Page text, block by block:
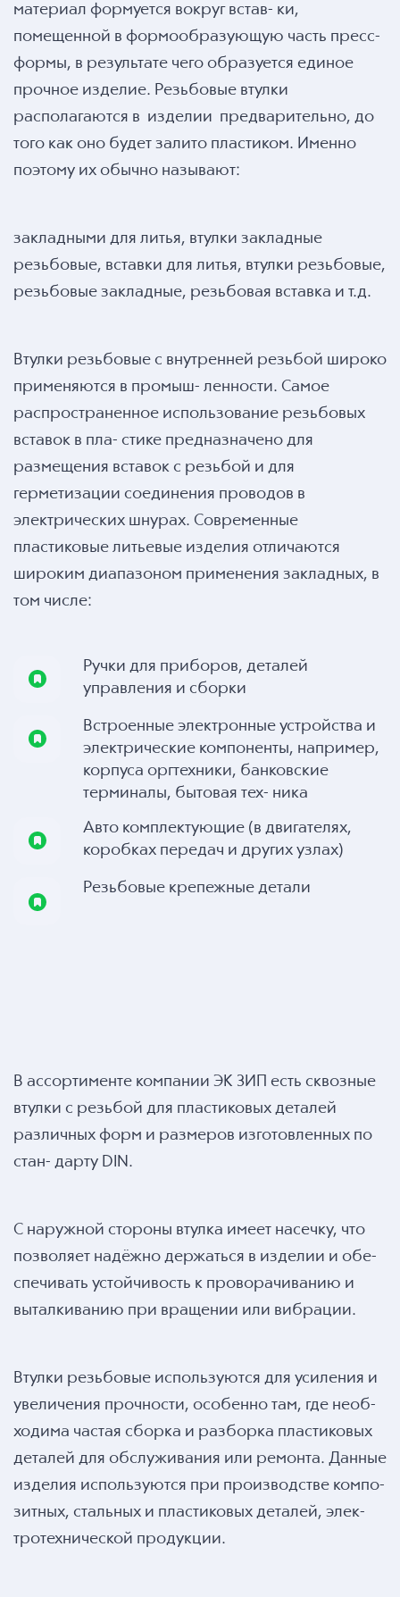
материал формуется вокруг встав- ки,
помещенной в формообразующую часть пресс-
формы, в результате чего образуется единое
прочное изделие. Резьбовые втулки
располагаются в изделии предварительно, до
того как оно будет залито пластиком. Именно
поэтому их обычно называют:
закладными для литья, втулки закладные
резьбовые, вставки для литья, втулки резьбовые,
резьбовые закладные, резьбовая вставка и т.д.
Втулки резьбовые с внутренней резьбой широко
применяются в промыш- ленности. Самое
распространенное использование резьбовых
вставок в пла- стике предназначено для
размещения вставок с резьбой и для
герметизации соединения проводов в
электрических шнурах. Современные
пластиковые литьевые изделия отличаются
широким диапазоном применения закладных, в
том числе:
Ручки для приборов, деталей
управления и сборки
Встроенные электронные устройства и
электрические компоненты, например,
корпуса оргтехники, банковские
терминалы, бытовая тех- ника
Авто комплектующие (в двигателях,
коробках передач и других узлах)
Резьбовые крепежные детали
В ассортименте компании ЭК ЗИП есть сквозные
втулки с резьбой для пластиковых деталей
различных форм и размеров изготовленных по
стан- дарту DIN.
С наружной стороны втулка имеет насечку, что
позволяет надёжно держаться в изделии и обе-
спечивать устойчивость к проворачиванию и
выталкиванию при вращении или вибрации.
Втулки резьбовые используются для усиления и
увеличения прочности, особенно там, где необ-
ходима частая сборка и разборка пластиковых
деталей для обслуживания или ремонта. Данные
изделия используются при производстве компо-
зитных, стальных и пластиковых деталей, элек-
тротехнической продукции.